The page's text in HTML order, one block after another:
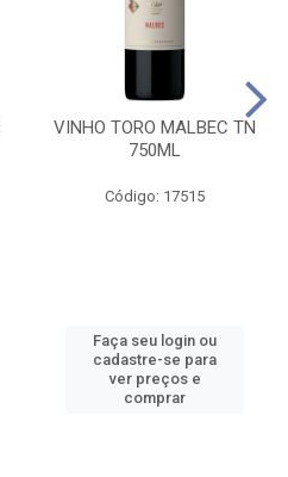
VINHO TORO MALBEC TN
750ML
Código: 17515
Faça seu login ou
cadastre-se para
ver preços e
comprar